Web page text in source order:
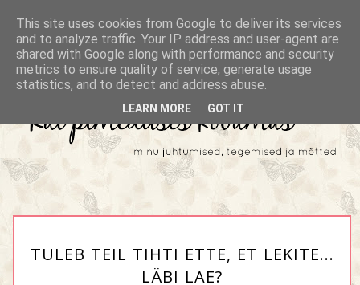
TULEB TEIL TIHTI ETTE, ET LEKITE...
LÄBI LAE?
This site uses cookies from Google to deliver its services
and to analyze traffic. Your IP address and user-agent are
shared with Google along with performance and security
metrics to ensure quality of service, generate usage
statistics, and to detect and address abuse.
LEARN MORE GOT IT